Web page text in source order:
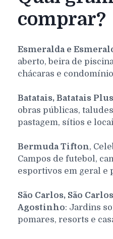
comprar?
Esmeralda e
aberto, beira de
chácaras e
Batatais, Batatais Plus
obras públicas,
pastagem, sítios e
Bermuda Tifton,
Campos de futebol,
esportivos em geral e
São Carlos, São
Agostinho: Jardins
pomares, resorts e